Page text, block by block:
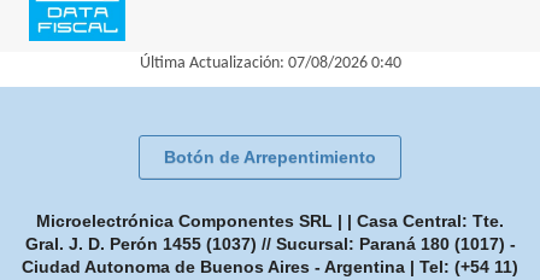
Última Actualización: 07/08/2026 0:40
Botón de Arrepentimiento
Microelectrónica Componentes SRL | | Casa Central: Tte.
Gral. J. D. Perón 1455 (1037) // Sucursal: Paraná 180 (1017) -
Ciudad Autonoma de Buenos Aires - Argentina | Tel: (+54 11)